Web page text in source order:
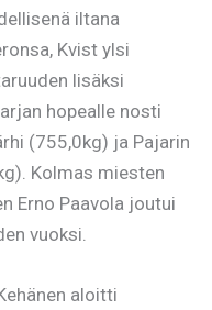
iltana
Kvist ylsi
lisäksi
hopealle nosti
(755,0kg) ja Pajarin
Kolmas miesten
Erno Paavola joutui
vuoksi.
aloitti